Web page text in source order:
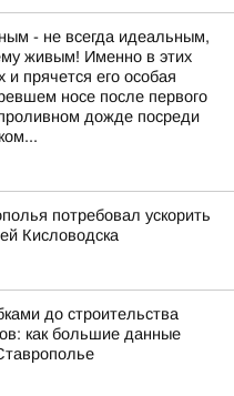
- не всегда идеальным,
живым! Именно в этих
и прячется его особая
носе после первого
дожде посреди
потребовал ускорить
Кисловодска
до строительства
как большие данные